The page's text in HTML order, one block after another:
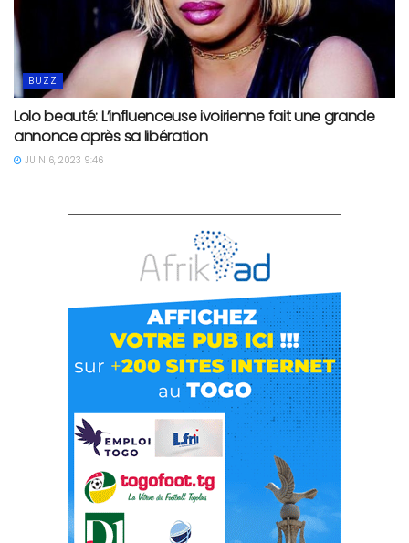
BUZZ
Lolo beauté: L’influenceuse ivoirienne fait une grande
annonce après sa libération
JUIN 6, 2023 9:46